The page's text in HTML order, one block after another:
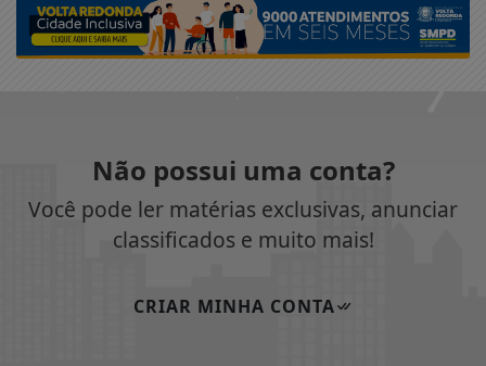
Não possui uma conta?
Você pode ler matérias exclusivas, anunciar
classificados e muito mais!
CRIAR MINHA CONTA